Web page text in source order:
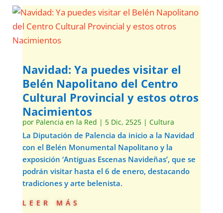
Navidad: Ya puedes visitar el
Belén Napolitano del Centro
Cultural Provincial y estos otros
Nacimientos
por Palencia en la Red | 5 Dic, 2525| Cultura
La Diputación de Palencia da inicio a la Navidad
con el Belén Monumental Napolitano y la
exposición ‘Antiguas Escenas Navideñas’, que se
podrán visitar hasta el 6 de enero, destacando
tradiciones y arte belenista.
leer más